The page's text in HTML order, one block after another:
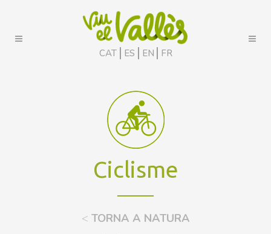
CAT ES EN FR
Ciclisme
< TORNA A NATURA